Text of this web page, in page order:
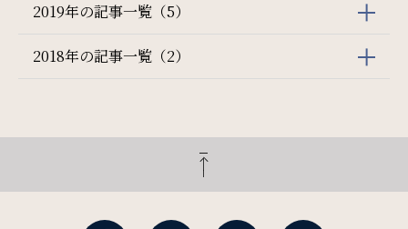
2019年の記事一覧（5）
2018年の記事一覧（2）